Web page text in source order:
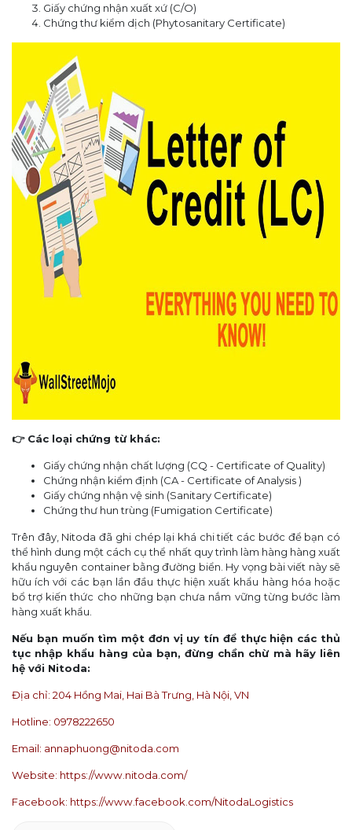
Giấy chứng nhận xuất xứ (C/O)
Chứng thư kiểm dịch (Phytosanitary Certificate)
👉 Các loại chứng từ khác:
Giấy chứng nhận chất lượng (CQ - Certificate of Quality)
Chứng nhận kiểm định (CA - Certificate of Analysis )
Giấy chứng nhận vệ sinh (Sanitary Certificate)
Chứng thư hun trùng (Fumigation Certificate)
Trên đây, Nitoda đã ghi chép lại khá chi tiết các bước để bạn có
thể hình dung một cách cụ thể nhất quy trình làm hàng hàng xuất
khẩu nguyên container bằng đường biển. Hy vọng bài viết này sẽ
hữu ích với các bạn lần đầu thực hiện xuất khẩu hàng hóa hoặc
bổ trợ kiến thức cho những bạn chưa nắm vững từng bước làm
hàng xuất khẩu.
Nếu bạn muốn tìm một đơn vị uy tín để thực hiện các thủ
tục nhập khẩu hàng của bạn, đừng chần chừ mà hãy liên
hệ với Nitoda:
Địa chỉ: 204 Hồng Mai, Hai Bà Trưng, Hà Nội, VN
Hotline: 0978222650
Email: annaphuong@nitoda.com
Website: https://www.nitoda.com/
Facebook: https://www.facebook.com/NitodaLogistics